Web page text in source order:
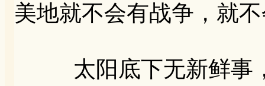
美地就不会有战争，就
太阳底下无新鲜事，